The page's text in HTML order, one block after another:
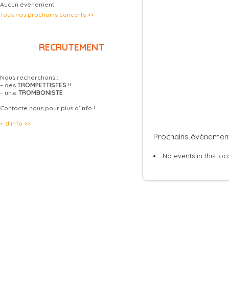
Aucun évènement
Tous nos prochains concerts >>
RECRUTEMENT
Nous recherchons :
– des TROMPETTISTES !!
– un.e TROMBONISTE
Contacte nous pour plus d’info !
+ d’info >>
Prochains
No events in this